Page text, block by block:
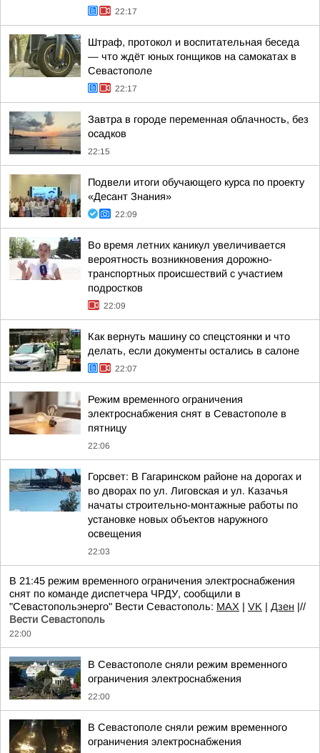
22:17
Штраф, протокол и воспитательная беседа
— что ждёт юных гонщиков на самокатах в
Севастополе
22:17
Завтра в городе переменная облачность, без
осадков
22:15
Подвели итоги обучающего курса по проекту
«Десант Знания»
22:09
Во время летних каникул увеличивается
вероятность возникновения дорожно-
транспортных происшествий с участием
подростков
22:09
Как вернуть машину со спецстоянки и что
делать, если документы остались в салоне
22:07
Режим временного ограничения
электроснабжения снят в Севастополе в
пятницу
22:06
Горсвет: В Гагаринском районе на дорогах и
во дворах по ул. Лиговская и ул. Казачья
начаты строительно-монтажные работы по
установке новых объектов наружного
освещения
22:03
В 21:45 режим временного ограничения электроснабжения
снят по команде диспетчера ЧРДУ, сообщили в
"Севастопольэнерго" Вести Севастополь: MAX | VK | Дзен |//
Вести Севастополь
22:00
В Севастополе сняли режим временного
ограничения электроснабжения
22:00
В Севастополе сняли режим временного
ограничения электроснабжения